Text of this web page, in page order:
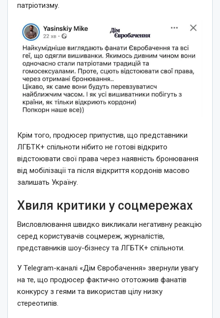
патріотизму.
Крім того, продюсер припустив, що представники
ЛГБТК+ спільноти нібито не готові відкрито
відстоювати свої права через наявність бронювання
від мобілізації та після відкриття кордонів масово
залишать Україну.
Хвиля критики у соцмережах
Висловлювання швидко викликали негативну реакцію
серед користувачів соцмереж, журналістів,
представників шоу-бізнесу та ЛГБТК+ спільноти.
У Telegram-каналі «Дім Євробачення» звернули увагу
на те, що продюсер фактично ототожнив фанатів
конкурсу з геями та використав цілу низку
стереотипів.